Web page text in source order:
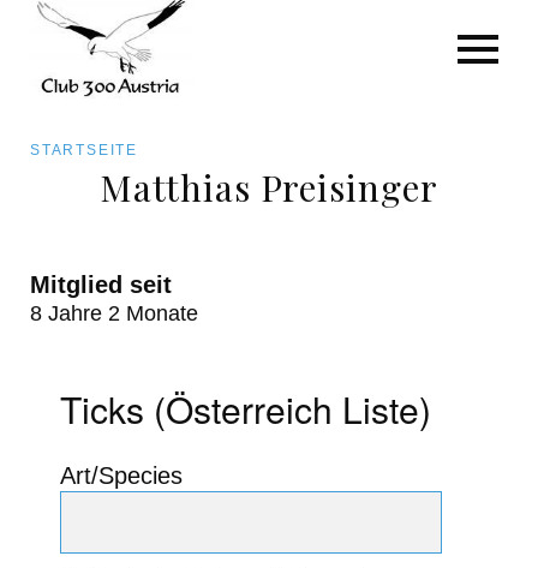
Inhalt
Pfadnavigation
STARTSEITE
Matthias Preisinger
Mitglied seit
8 Jahre 2 Monate
Ticks (Österreich Liste)
Art/Species